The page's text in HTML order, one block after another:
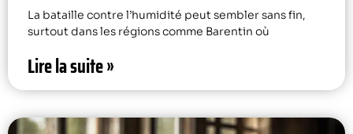
La bataille contre l’humidité peut sembler sans fin,
surtout dans les régions comme Barentin où
Lire la suite »